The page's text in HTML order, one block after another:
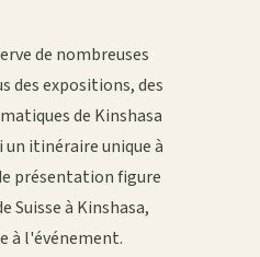
de nombreuses
des expositions, des
de Kinshasa
itinéraire unique à
présentation figure
Suisse à Kinshasa,
à l'événement.